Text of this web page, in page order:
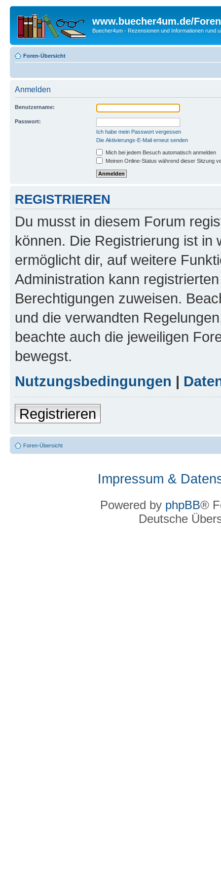
www.buecher4um.de/Foren
Buecher4um - Rezensionen und Informationen rund
Foren-Übersicht
Anmelden
Benutzername:
Passwort:
Ich habe mein Passwort vergessen
Die Aktivierungs-E-Mail erneut senden
Mich bei jedem Besuch automatisch anmelden
Meinen Online-Status während dieser Sitzung
REGISTRIEREN
Du musst in diesem Forum
können. Die Registrierung ist in
ermöglicht dir, auf weitere
Administration kann
Berechtigungen zuweisen.
und die verwandten
beachte auch die jeweiligen
bewegst.
Nutzungsbedingungen |
Registrieren
Foren-Übersicht
Impressum &
Powered by phpBB®
Deutsche